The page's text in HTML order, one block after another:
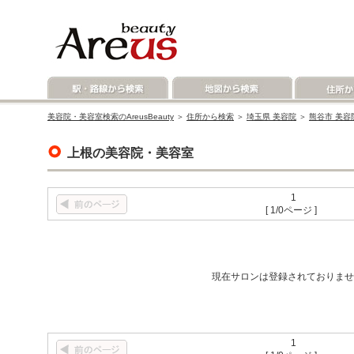
美容院・美容室検索のAreusBeauty ＞ 住所から検索 ＞ 埼玉県 美容院 ＞ 熊谷市 美容
上根の美容院・美容室
1
[ 1/0ページ ]
現在サロンは登録されておりま
1